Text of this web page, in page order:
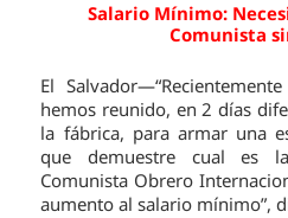
Salario Mínimo:
Comunista
El
hemos reunido, en 2 días
la fábrica, para armar una
que demuestre cual es
Comunista Obrero
aumento al salario mínimo”,